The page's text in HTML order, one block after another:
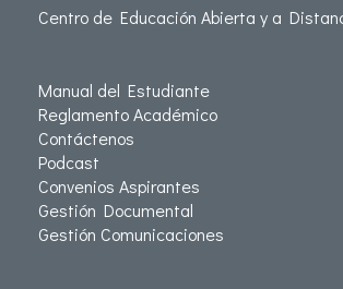
Centro de Educación Abierta y a
Manual del Estudiante
Reglamento Académico
Contáctenos
Podcast
Convenios Aspirantes
Gestión Documental
Gestión Comunicaciones